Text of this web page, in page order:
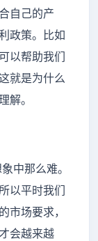
自己的产
政策。比如
以帮助我们
就是为什么
解。
那么难。
以平时我们
市场要求，
会越来越